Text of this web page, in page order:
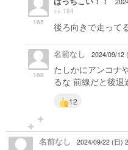
165
>> 164
後ろ向きで走って
168
名前なし 2024/09/12
たしかにアンコナ
るな 前線だと後
12
名前なし 2024/09/22 (日)